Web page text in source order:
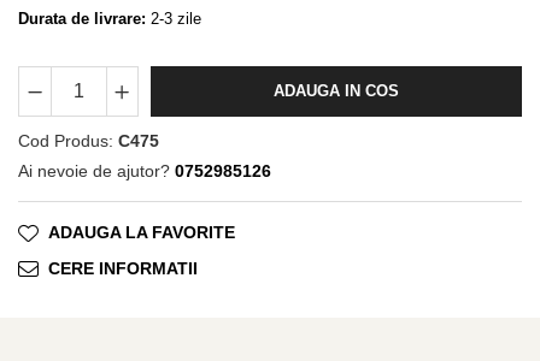
Durata de livrare: 2-3 zile
ADAUGA IN COS
Cod Produs: C475
Ai nevoie de ajutor? 0752985126
ADAUGA LA FAVORITE
CERE INFORMATII